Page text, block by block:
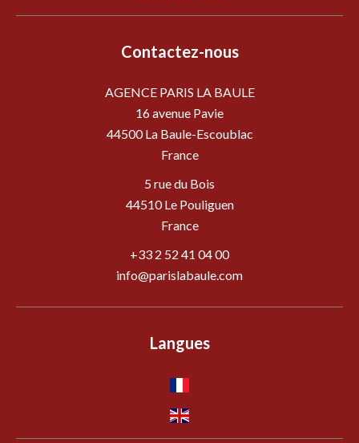
Contactez-nous
AGENCE PARIS LA BAULE
16 avenue Pavie
44500La Baule-Escoublac
France
5 rue du Bois
44510 Le Pouliguen
France
+33 2 52 41 04 00
info@parislabaule.com
Langues